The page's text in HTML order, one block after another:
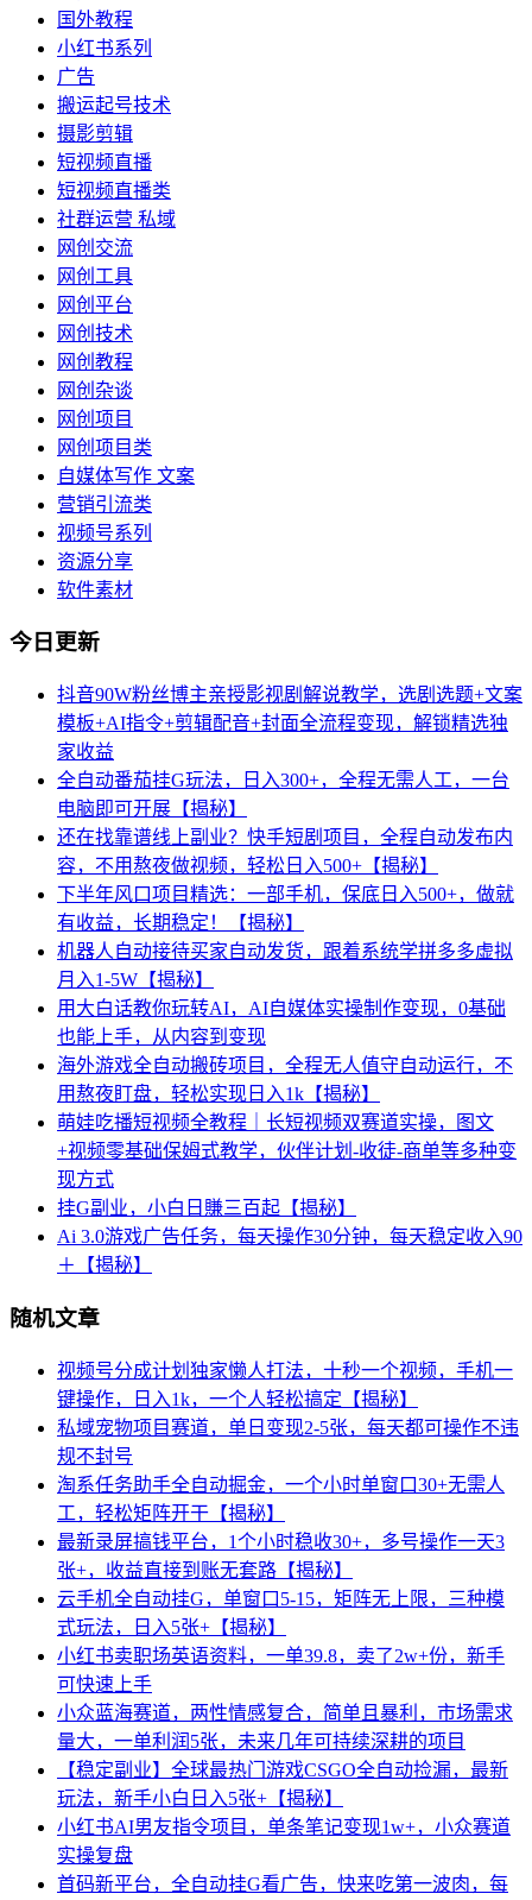
国外教程
小红书系列
广告
搬运起号技术
摄影剪辑
短视频直播
短视频直播类
社群运营 私域
网创交流
网创工具
网创平台
网创技术
网创教程
网创杂谈
网创项目
网创项目类
自媒体写作 文案
营销引流类
视频号系列
资源分享
软件素材
今日更新
抖音90W粉丝博主亲授影视剧解说教学，选剧选题+文案
模板+AI指令+剪辑配音+封面全流程变现，解锁精选独
家收益
全自动番茄挂G玩法，日入300+，全程无需人工，一台
电脑即可开展【揭秘】
还在找靠谱线上副业？快手短剧项目，全程自动发布内
容，不用熬夜做视频，轻松日入500+【揭秘】
下半年风口项目精选：一部手机，保底日入500+，做就
有收益，长期稳定！【揭秘】
机器人自动接待买家自动发货，跟着系统学拼多多虚拟
月入1-5W【揭秘】
用大白话教你玩转AI，AI自媒体实操制作变现，0基础
也能上手，从内容到变现
海外游戏全自动搬砖项目，全程无人值守自动运行，不
用熬夜盯盘，轻松实现日入1k【揭秘】
萌娃吃播短视频全教程｜长短视频双赛道实操，图文
+视频零基础保姆式教学，伙伴计划-收徒-商单等多种变
现方式
挂G副业，小白日賺三百起【揭秘】
Ai 3.0游戏广告任务，每天操作30分钟，每天稳定收入90
＋【揭秘】
随机文章
视频号分成计划独家懒人打法，十秒一个视频，手机一
键操作，日入1k，一个人轻松搞定【揭秘】
私域宠物项目赛道，单日变现2-5张，每天都可操作不违
规不封号
淘系任务助手全自动掘金，一个小时单窗口30+无需人
工，轻松矩阵开干【揭秘】
最新录屏搞钱平台，1个小时稳收30+，多号操作一天3
张+，收益直接到账无套路【揭秘】
云手机全自动挂G，单窗口5-15，矩阵无上限，三种模
式玩法，日入5张+【揭秘】
小红书卖职场英语资料，一单39.8，卖了2w+份，新手
可快速上手
小众蓝海赛道，两性情感复合，简单且暴利，市场需求
量大，一单利润5张，未来几年可持续深耕的项目
【稳定副业】全球最热门游戏CSGO全自动捡漏，最新
玩法，新手小白日入5张+【揭秘】
小红书AI男友指令项目，单条笔记变现1w+，小众赛道
实操复盘
首码新平台，全自动挂G看广告，快来吃第一波肉，每